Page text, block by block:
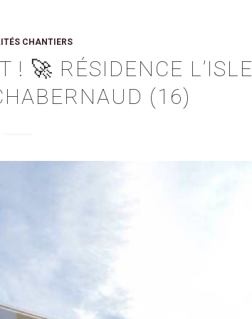
CHANTIERS
! 🚀 RÉSIDENCE L’ISLE
(16)